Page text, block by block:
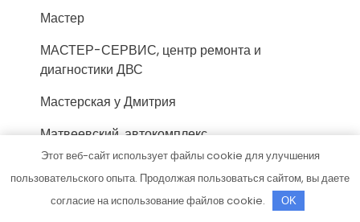
Мастер
МАСТЕР-СЕРВИС, центр ремонта и
диагностики ДВС
Мастерская у Дмитрия
Матвеевский, автокомплекс
Медведевские бытовые услуги, баня
Мой авто, автомойка
Этот веб-сайт использует файлы cookie для улучшения
пользовательского опыта. Продолжая пользоваться сайтом, вы даете
согласие на использование файлов cookie.
OK